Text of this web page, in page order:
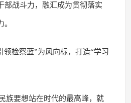
部战斗力，融汇成为贯彻落实
领检察蓝”为风向标，打造“学习
族要想站在时代的最高峰，就